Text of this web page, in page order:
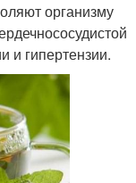
организму
и гипертензии.